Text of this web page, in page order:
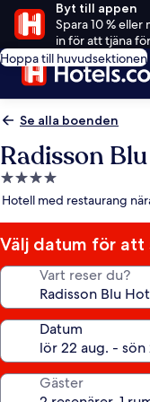
Byt till appen
Spara 10 %
in för att tjäna
Hoppa till huvudsektionen
Se alla boenden
Radisson
4.0-
stjärnigt
Hotell med restaurang
Välj datum för att
Vart reser du?
Datum
Gäster